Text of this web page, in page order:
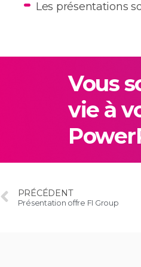
Les présentations
Vous
vie à
PRÉCÉDENT
Présentation offre FI Group